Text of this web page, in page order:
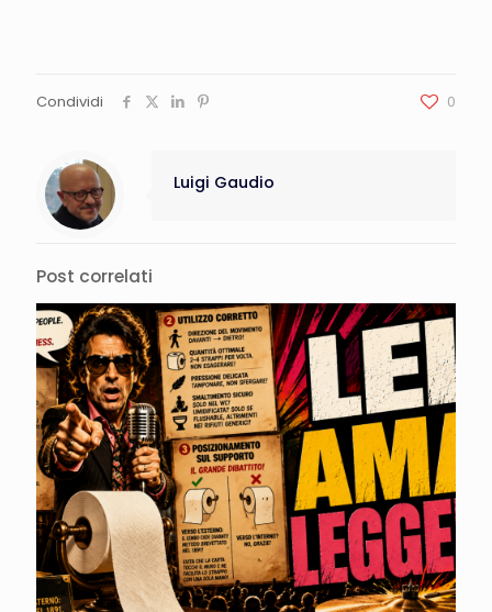
Condividi 0
Luigi Gaudio
Post correlati